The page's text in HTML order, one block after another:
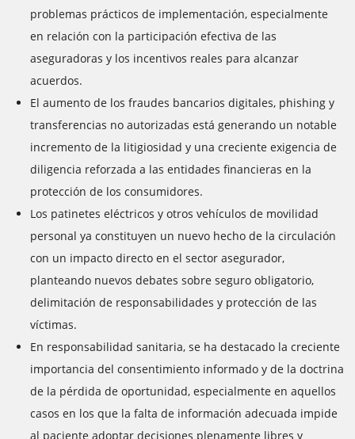
problemas prácticos de implementación, especialmente
en relación con la participación efectiva de las
aseguradoras y los incentivos reales para alcanzar
acuerdos.
El aumento de los fraudes bancarios digitales, phishing y
transferencias no autorizadas está generando un notable
incremento de la litigiosidad y una creciente exigencia de
diligencia reforzada a las entidades financieras en la
protección de los consumidores.
Los patinetes eléctricos y otros vehículos de movilidad
personal ya constituyen un nuevo hecho de la circulación
con un impacto directo en el sector asegurador,
planteando nuevos debates sobre seguro obligatorio,
delimitación de responsabilidades y protección de las
víctimas.
En responsabilidad sanitaria, se ha destacado la creciente
importancia del consentimiento informado y de la doctrina
de la pérdida de oportunidad, especialmente en aquellos
casos en los que la falta de información adecuada impide
al paciente adoptar decisiones plenamente libres y